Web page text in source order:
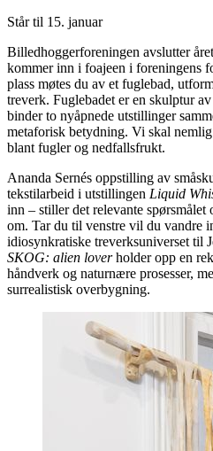
Står til 15. januar
Billedhoggerforeningen avslutter
kommer inn i foajeen i foreningens
plass møtes du av et fuglebad,
treverk. Fuglebadet er en skulptur
binder to nyåpnede utstillinger
metaforisk betydning. Vi skal
blant fugler og nedfallsfrukt.
Ananda Sernés oppstilling av
tekstilarbeid i utstillingen Liquid
inn – stiller det relevante
om. Tar du til venstre vil du vandre
idiosynkratiske treverksuniverset til
SKOG: alien loverholder opp en
håndverk og naturnære prosesser,
surrealistisk overbygning.